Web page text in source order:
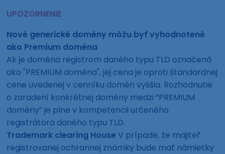
UPOZORNENIE
Nové generické domény môžu byť vyhodnotené
ako Premium doména
Ak je doména registrom daného typu TLD označená
ako "PREMIUM doména", jej cena je oproti štandardnej
cene uvedenej v cenníku domén vyššia. Rozhodnutie
o zaradení konkrétnej domény medzi “PREMIUM
domény” je plne v kompetencii určeného
registrátora daného typu TLD.
Trademark clearing House V prípade, že majiteľ
registrovanej ochrannej známky bude mať námietky